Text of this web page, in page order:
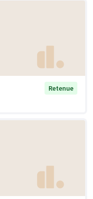
Retenue